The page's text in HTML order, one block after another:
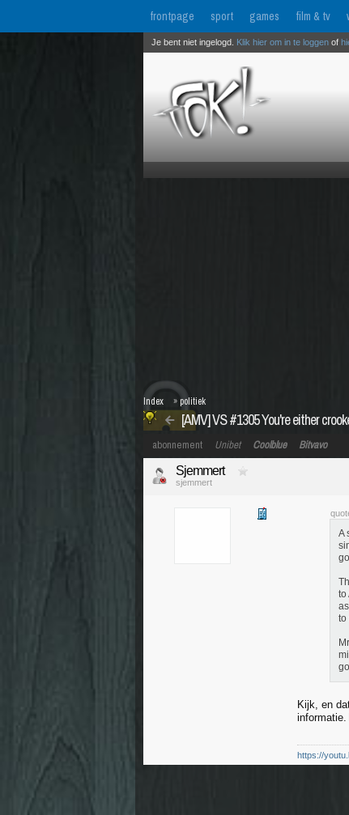
frontpage sport games film & tv
Je bent niet ingelogd. Klik hier om in te loggen of
[AMV] VS #1305 You're either
Index » politiek
abonnement Unibet Coolblue Bitvavo
Sjemmert
sjemmert
A
to
to
Kijk, en
https://